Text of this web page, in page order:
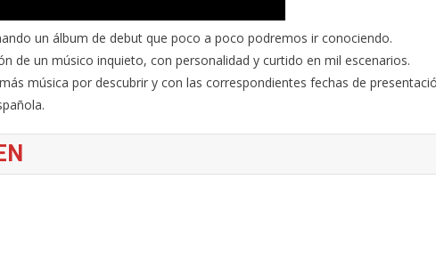
un álbum de debut que poco a poco podremos ir conociendo.
de un músico inquieto, con personalidad y curtido en mil escenarios.
música por descubrir y con las correspondientes fechas de